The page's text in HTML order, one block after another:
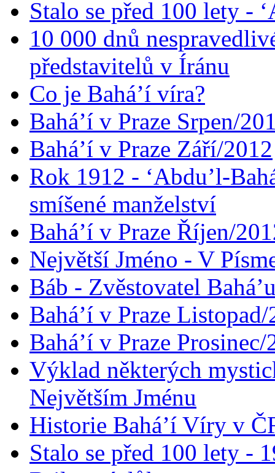
Stalo se před 100 lety -
10 000 dnů
představitelů v Íránu
Co je Bahá’í víra?
Bahá’í v Praze Srpen/
Bahá’í v Praze Září/2012
Rok 1912 - ‘Abdu’l-
smíšené manželství
Bahá’í v Praze Říjen/
Největší Jméno - V
Báb - Zvěstovatel
Bahá’í v Praze
Bahá’í v Praze Prosinec/
Výklad některých
Největším Jménu
Historie Bahá’í Víry v
Stalo se před 100 lety -